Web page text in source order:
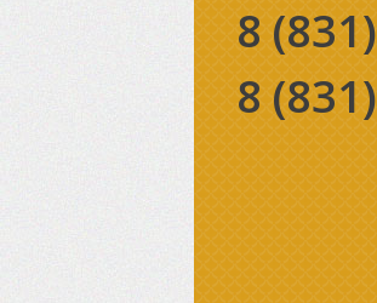
8 (831)
8 (831)